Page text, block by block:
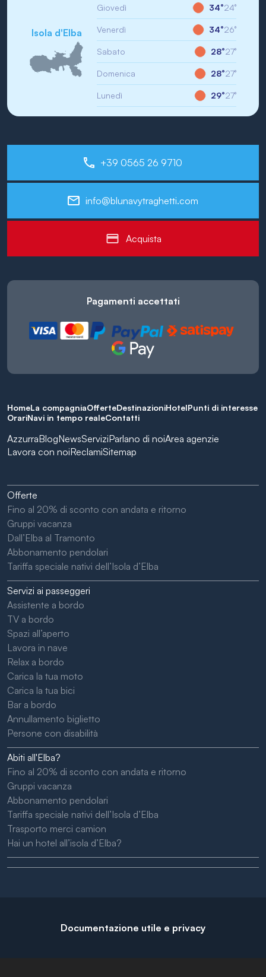
Isola d'Elba
Giovedì 34°24°
Venerdì 34°26°
Sabato 28°27°
Domenica 28°27°
Lunedì 29°27°
+39 0565 26 9710
info@blunavytraghetti.com
Acquista
Pagamenti accettati
HomeLa compagniaOfferteDestinazioniHotelPunti di interesse
OrariNavi in tempo realeContatti
AzzurraBlogNewsServiziParlano di noiArea agenzie
Lavora con noiReclamiSitemap
Offerte
Fino al 20% di sconto con andata e ritorno
Gruppi vacanza
Dall’Elba al Tramonto
Abbonamento pendolari
Tariffa speciale nativi dell’Isola d’Elba
Servizi ai passeggeri
Assistente a bordo
TV a bordo
Spazi all’aperto
Lavora in nave
Relax a bordo
Carica la tua moto
Carica la tua bici
Bar a bordo
Annullamento biglietto
Persone con disabilità
Abiti all'Elba?
Fino al 20% di sconto con andata e ritorno
Gruppi vacanza
Abbonamento pendolari
Tariffa speciale nativi dell’Isola d’Elba
Trasporto merci camion
Hai un hotel all’isola d’Elba?
Documentazione utile e privacy